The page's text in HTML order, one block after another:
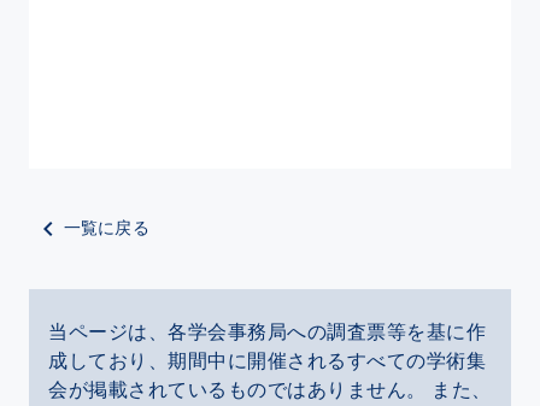
一覧に戻る
当ページは、各学会事務局への調査票等を基に作
成しており、期間中に開催されるすべての学術集
会が掲載されているものではありません。 また、